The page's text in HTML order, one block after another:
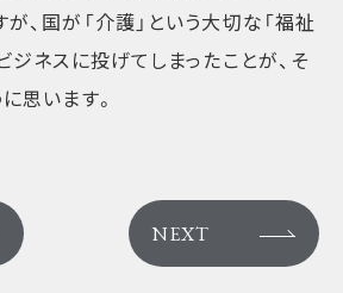
、国が「介護」という大切な「福祉
ジネスに投げてしまったことが、そ
思います。
NEXT